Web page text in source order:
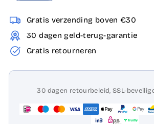
Gratis verzending boven €30
30 dagen geld-terug-garantie
Gratis retourneren
30 dagen retourbeleid, SSL-